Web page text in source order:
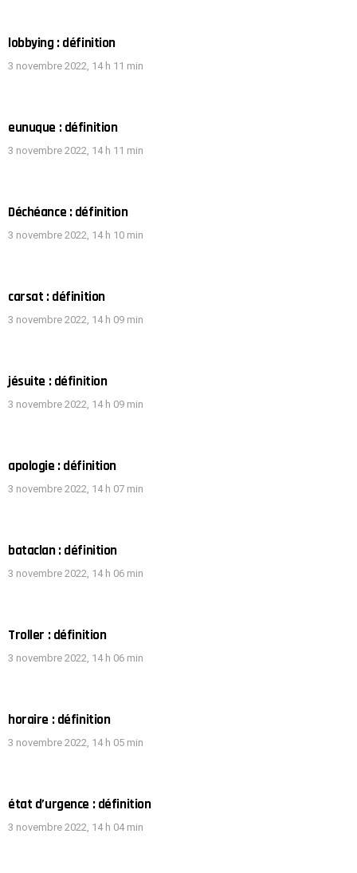
lobbying : définition
3 novembre 2022, 14 h 11 min
eunuque : définition
3 novembre 2022, 14 h 11 min
Déchéance : définition
3 novembre 2022, 14 h 10 min
carsat : définition
3 novembre 2022, 14 h 09 min
jésuite : définition
3 novembre 2022, 14 h 09 min
apologie : définition
3 novembre 2022, 14 h 07 min
bataclan : définition
3 novembre 2022, 14 h 06 min
Troller : définition
3 novembre 2022, 14 h 06 min
horaire : définition
3 novembre 2022, 14 h 05 min
état d’urgence : définition
3 novembre 2022, 14 h 04 min